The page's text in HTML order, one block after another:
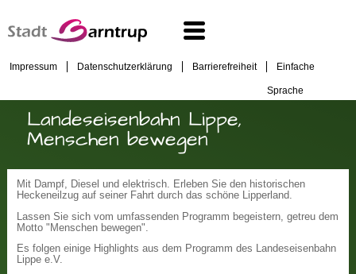
Impressum Datenschutzerklärung Barrierefreiheit Einfache
Sprache
Landeseisenbahn Lippe,
Menschen bewegen
Mit Dampf, Diesel und elektrisch. Erleben Sie den historischen
Heckeneilzug auf seiner Fahrt durch das schöne Lipperland.
Lassen Sie sich vom umfassenden Programm begeistern, getreu dem
Motto "Menschen bewegen".
Es folgen einige Highlights aus dem Programm des Landeseisenbahn
Lippe e.V.